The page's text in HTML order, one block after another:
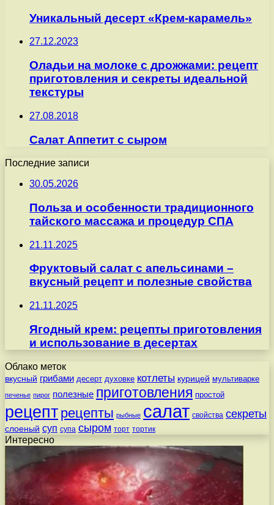
Уникальный десерт «Крем-карамель»
27.12.2023
Оладьи на молоке с дрожжами: рецепт
приготовления и секреты идеальной
текстуры
27.08.2018
Салат Аппетит с сыром
Последние записи
30.05.2026
Польза и особенности традиционного
тайского массажа и процедур СПА
21.11.2025
Фруктовый салат с апельсинами –
вкусный рецепт и полезные свойства
21.11.2025
Ягодный крем: рецепты приготовления
и использование в десертах
Облако меток
вкусный грибами десерт духовке котлеты курицей мультиварке
печенье пирог полезные приготовления простой
рецепт рецепты рыбные салат свойства секреты
слоеный суп супа сыром торт тортик
Интересно